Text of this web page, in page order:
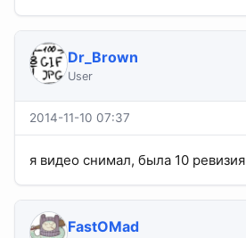
Dr_Brown
User
2014-11-10 07:37
я видео снимал, была 10 ревизия
FastOMad